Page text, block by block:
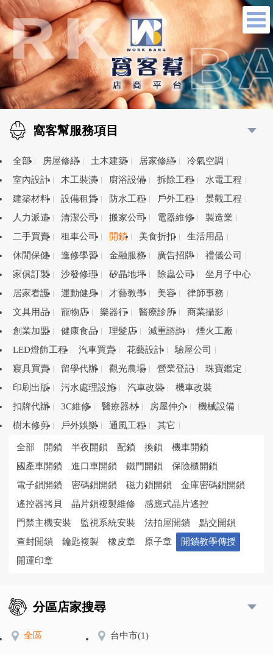
窩客幫服務項目
全部 房屋修繕 土木建築 居家修繕
冷氣空調
室內設計
木工裝潢 廚浴設備 拆除工程
水電工程
建築材料
設備租賃 防水工程 戶外工程
景觀工程
人力派遣
清潔公司 搬家公司 電器維修
製造業
二手買賣
租車公司 開鎖 美食折扣
生活用品
休閒保健
進修學習 金融服務 廣告招牌
禮儀公司
家俱訂製
沙發修理 矽晶地坪 除蟲公司
坐月子中心
居家看護
運動健身 才藝教學 美容
律師事務
文具用品
寵物店 樂器行 醫療診所
商業攝影
創業加盟
健康食品 理髮店 減重諮詢
煙火工廠
LED燈飾工程
汽車買賣 花藝設計
驗屋公司
寢具買賣
留學代辦 觀光農場 營業登記
珠寶鑑定
印刷出版
污水處理設施 汽車改裝
機車改裝
扣牌代辦
3C維修 醫療器材 房屋仲介
機械設備
樹木修剪
戶外娛樂 通風工程 其它
全部 開鎖 半夜開鎖 配鎖 換鎖
機車開鎖
國產車開鎖
進口車開鎖 鐵門開鎖
保險櫃開鎖
電子鎖開鎖
密碼鎖開鎖 磁力鎖開鎖
金庫密碼鎖開鎖
遙控器拷貝
晶片鎖複製維修
感應式晶片遙控
門禁主機安裝
監視系統安裝 法拍屋開鎖
點交開鎖
查封開鎖
鑰匙複製 橡皮章 原子章
開鎖教學傳授
開運印章
分區店家搜尋
全區 台中市(1)